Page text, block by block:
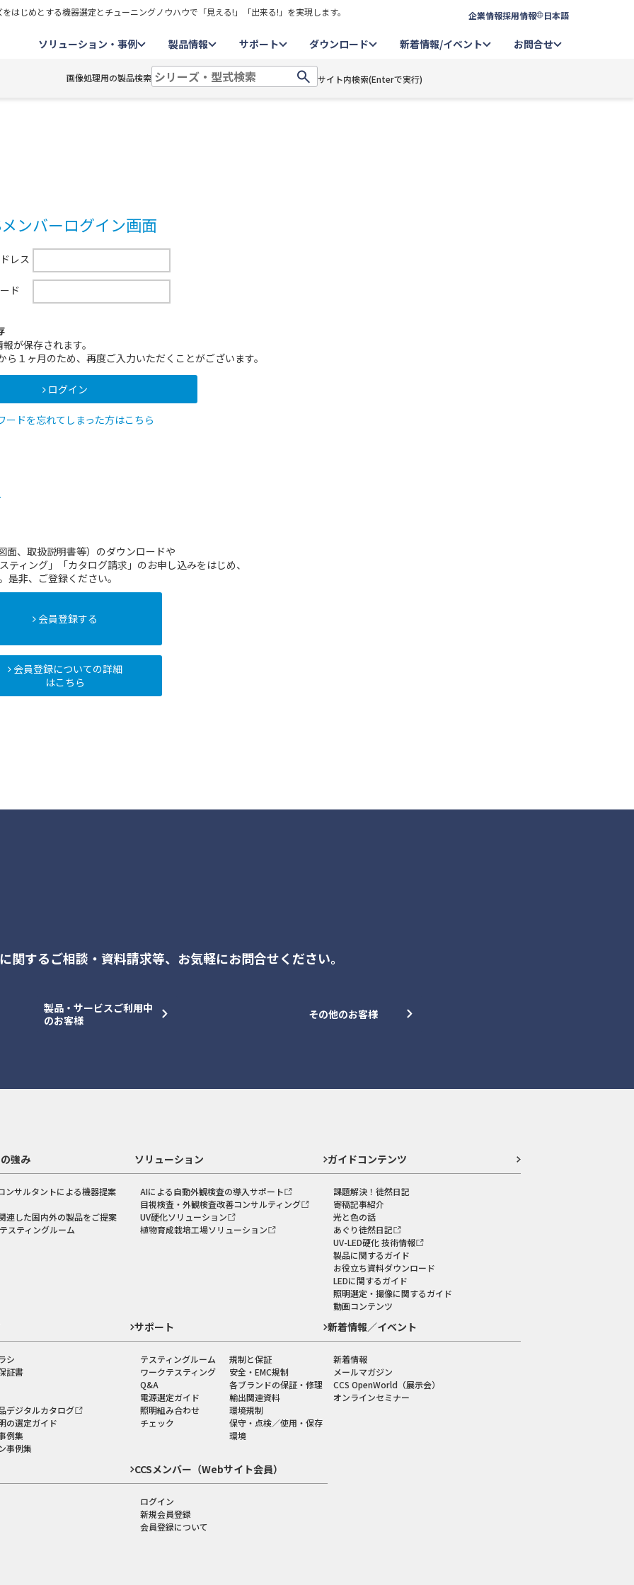
はじめとする機器選定とチューニングノウハウで「見える!」「出来る!」を実現します。 企業情報採用情報 日本語
ソリューション・事例 製品情報 サポート ダウンロード 新着情報/イベント お問合せ
画像処理用の製品検索 サイト内検索(Enterで実行)
メンバーログイン画面
レス
ド
が保存されます。
１ヶ月のため、再度ご入力いただくことがございます。
ログイン
ードを忘れてしまった方はこちら
面、取扱説明書等）のダウンロードや
ティング」「カタログ請求」のお申し込みをはじめ、
非、ご登録ください。
会員登録する
会員登録についての詳細
はこちら
関するご相談・資料請求等、 お気軽にお問合せください。
製品・サービスご利用中
のお客様
その他のお客様
強み
ンサルタントによる機器提案
連した国内外の製品をご提案
スティングルーム
ソリューション
AIによる自動外観検査の導入サポート
目視検査・外観検査改善コンサルティング
UV硬化ソリューション
植物育成栽培工場ソリューション
ガイドコンテンツ
課題解決！徒然日記
寄稿記事紹介
光と色の話
あぐり徒然日記
UV-LED硬化 技術情報
製品に関するガイド
お役立ち資料ダウンロード
LEDに関するガイド
照明選定・撮像に関するガイド
動画コンテンツ
シ
証書
デジタルカタログ
の選定ガイド
例集
事例集
サポート
テスティングルーム
ワークテスティング
Q&A
電源選定ガイド
照明組み合わせ
チェック
規制と保証
安全・EMC規制
各ブランドの保証・修理
輸出関連資料
環境規制
保守・点検／使用・保存
環境
新着情報／イベント
新着情報
メールマガジン
CCS OpenWorld（展示会）
オンラインセミナー
CCSメンバー（Webサイト会員）
ログイン
新規会員登録
会員登録について